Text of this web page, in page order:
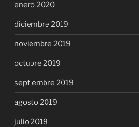
enero 2020
diciembre 2019
noviembre 2019
octubre 2019
septiembre 2019
agosto 2019
julio 2019